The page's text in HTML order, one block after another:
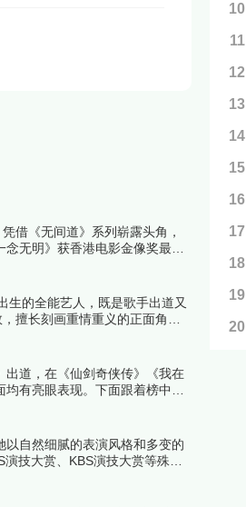
借《无间道》系列崭露头角，
无明》获香港电影金像奖最佳
观众口碑等维度解析上榜理由。
生的全能艺人，既是歌手出道又
擅长刻画重情重义的正面角
着榜中榜编辑一起来看看详细
道，在《仙剑奇侠传》《我在
有亮眼表现。下面跟着榜中榜
自然细腻的表演风格和多变的
技大赏、KBS演技大赏等殊
吧！
10
11
12
13
14
15
16
17
18
19
20